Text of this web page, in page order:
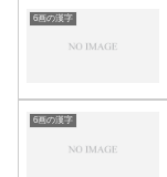
6画の漢字
6画の漢字